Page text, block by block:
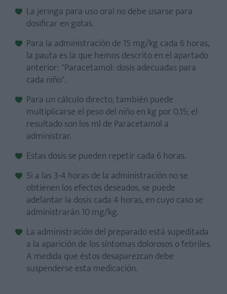
La jeringa para uso oral no debe usarse para
dosificar en gotas.
Para la administración de 15 mg/kg cada 6 horas,
la pauta es la que hemos descrito en el apartado
anterior: "Paracetamol: dosis adecuadas para
cada niño".
Para un cálculo directo, también puede
multiplicarse el peso del niño en kg por 0.15; el
resultado son los ml de Paracetamol a
administrar.
Estas dosis se pueden repetir cada 6 horas.
Si a las 3-4 horas de la administración no se
obtienen los efectos deseados, se puede
adelantar la dosis cada 4 horas, en cuyo caso se
administrarán 10 mg/kg.
La administración del preparado está supeditada
a la aparición de los síntomas dolorosos o febriles.
A medida que éstos desaparezcan debe
suspenderse esta medicación.